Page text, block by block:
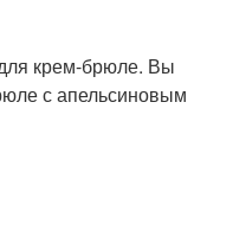
крем-брюле. Вы
с апельсиновым